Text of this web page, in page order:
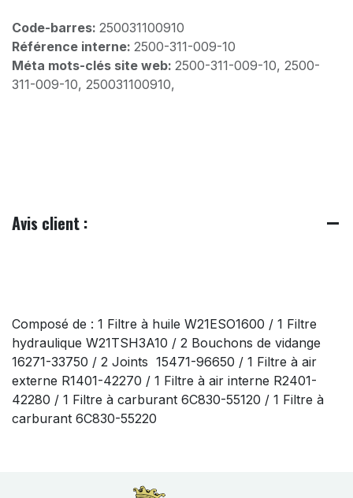
Code-barres: 250031100910
Référence interne: 2500-311-009-10
Méta mots-clés site web: 2500-311-009-10, 2500-
311-009-10, 250031100910,
Avis client :
Composé de : 1 Filtre à huile W21ESO1600 / 1 Filtre
hydraulique W21TSH3A10 / 2 Bouchons de vidange
16271-33750 / 2 Joints 15471-96650 / 1 Filtre à air
externe R1401-42270 / 1 Filtre à air interne R2401-
42280 / 1 Filtre à carburant 6C830-55120 / 1 Filtre à
carburant 6C830-55220